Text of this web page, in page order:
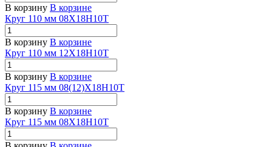
В корзину В корзине
Круг 110 мм 08Х18Н10Т
В корзину В корзине
Круг 110 мм 12Х18Н10Т
В корзину В корзине
Круг 115 мм 08(12)Х18Н10Т
В корзину В корзине
Круг 115 мм 08Х18Н10Т